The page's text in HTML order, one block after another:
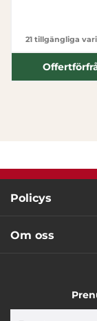
21 tillgängliga
Policys
Om oss